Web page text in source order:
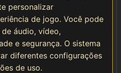
personalizar
de jogo. Você pode
áudio, vídeo,
e segurança. O sistema
diferentes configurações
de uso.